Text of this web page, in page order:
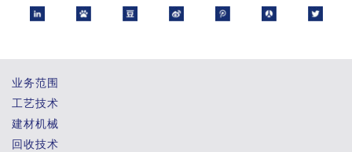
业务范围
工艺技术
建材机械
回收技术